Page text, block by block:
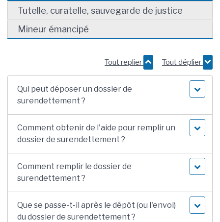
Tutelle, curatelle, sauvegarde de justice
Mineur émancipé
Tout replier Tout déplier
Qui peut déposer un dossier de
surendettement ?
Comment obtenir de l'aide pour remplir un
dossier de surendettement ?
Comment remplir le dossier de
surendettement ?
Que se passe-t-il après le dépôt (ou l'envoi)
du dossier de surendettement ?